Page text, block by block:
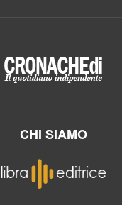
CHI SIAMO